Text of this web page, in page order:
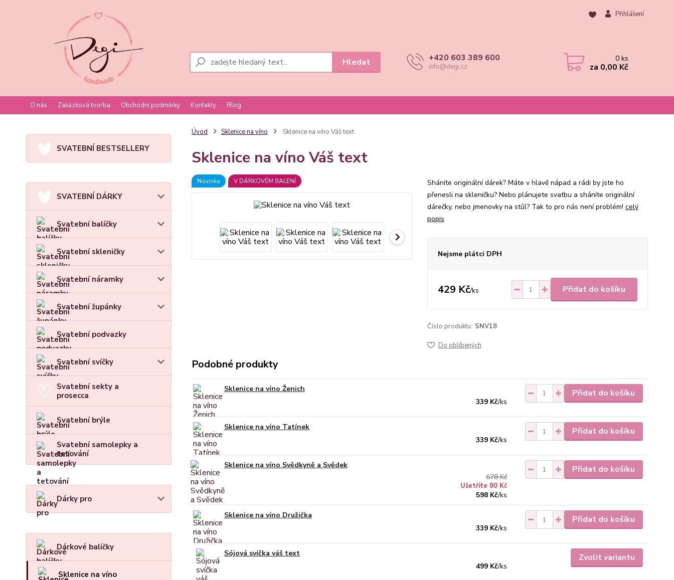
O nás Zakázková tvorba Obchodní podmínky Kontakty Blog
Přihlášení
Hledat +420 603 389 600
info@degi.cz
0ks
za 0,00 Kč
SVATEBNÍ BESTSELLERY
SVATEBNÍ DÁRKY
Svatební balíčky
Svatební skleničky
Svatební náramky
Svatební župánky
Svatební podvazky
Svatební svíčky
Svatební sekty a
prosecca
Svatební brýle
Svatební samolepky a
tetování
Dárky pro
Dárkové balíčky
Sklenice na víno
Úvod Sklenice na víno Sklenice na víno Váš text
Sklenice na víno Váš text
Novinka V DÁRKOVÉM BALENÍ
Sháníte originální dárek? Máte v hlavě nápad a rádi by jste ho
přenesli na skleničku? Nebo plánujete svatbu a sháníte originální
dárečky, nebo jmenovky na stůl? Tak to pro nás není problém! celý
popis
Nejsme plátci DPH
429 Kč/ks Přidat do košíku
Číslo produktu: SNV18
Do oblíbených
Podobné produkty
Sklenice na víno Ženich
339 Kč/ks
Přidat do košíku
Sklenice na víno Tatínek
339 Kč/ks
Přidat do košíku
Sklenice na víno Svědkyně a Svědek
678 Kč
Ušetříte 80 Kč
598 Kč/ks
Přidat do košíku
Sklenice na víno Družička
339 Kč/ks
Přidat do košíku
Sójová svíčka váš text
499 Kč/ks
Zvolit variantu